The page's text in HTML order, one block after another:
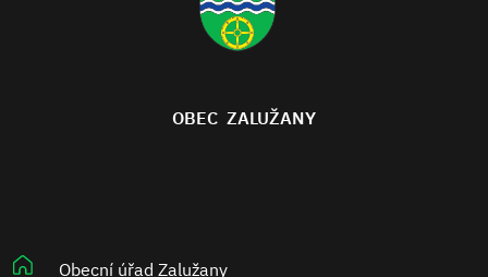
OBEC ZALUŽANY
Obecní úřad Zalužany